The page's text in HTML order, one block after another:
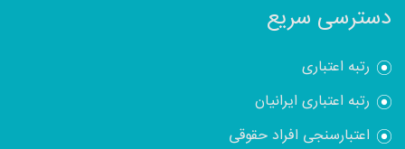
دسترسی سریع
رتبه اعتباری
رتبه اعتباری ایرانیان
اعتبارسنجی افراد حقوقی